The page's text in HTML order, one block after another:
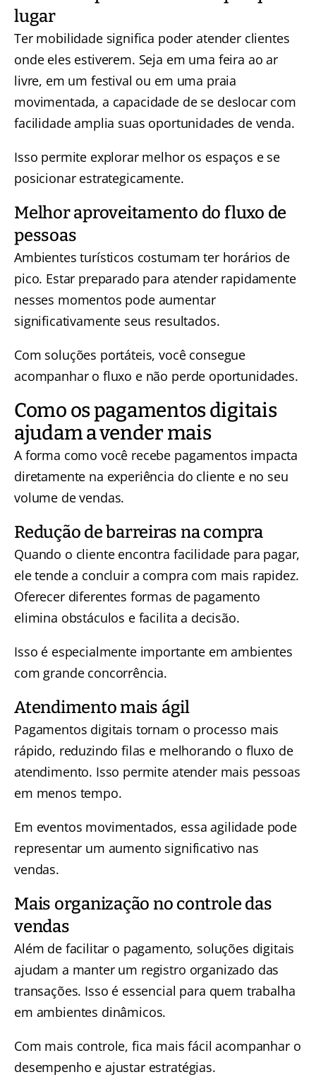
lugar
Ter mobilidade significa poder atender clientes
onde eles estiverem. Seja em uma feira ao ar
livre, em um festival ou em uma praia
movimentada, a capacidade de se deslocar com
facilidade amplia suas oportunidades de venda.
Isso permite explorar melhor os espaços e se
posicionar estrategicamente.
Melhor aproveitamento do fluxo de
pessoas
Ambientes turísticos costumam ter horários de
pico. Estar preparado para atender rapidamente
nesses momentos pode aumentar
significativamente seus resultados.
Com soluções portáteis, você consegue
acompanhar o fluxo e não perde oportunidades.
Como os pagamentos digitais
ajudam a vender mais
A forma como você recebe pagamentos impacta
diretamente na experiência do cliente e no seu
volume de vendas.
Redução de barreiras na compra
Quando o cliente encontra facilidade para pagar,
ele tende a concluir a compra com mais rapidez.
Oferecer diferentes formas de pagamento
elimina obstáculos e facilita a decisão.
Isso é especialmente importante em ambientes
com grande concorrência.
Atendimento mais ágil
Pagamentos digitais tornam o processo mais
rápido, reduzindo filas e melhorando o fluxo de
atendimento. Isso permite atender mais pessoas
em menos tempo.
Em eventos movimentados, essa agilidade pode
representar um aumento significativo nas
vendas.
Mais organização no controle das
vendas
Além de facilitar o pagamento, soluções digitais
ajudam a manter um registro organizado das
transações. Isso é essencial para quem trabalha
em ambientes dinâmicos.
Com mais controle, fica mais fácil acompanhar o
desempenho e ajustar estratégias.